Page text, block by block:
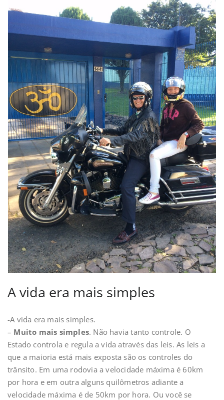
A vida era mais simples
-A vida era mais simples.
– Muito mais simples. Não havia tanto controle. O
Estado controla e regula a vida através das leis. As leis a
que a maioria está mais exposta são os controles do
trânsito. Em uma rodovia a velocidade máxima é 60km
por hora e em outra alguns quilômetros adiante a
velocidade máxima é de 50km por hora. Ou você se